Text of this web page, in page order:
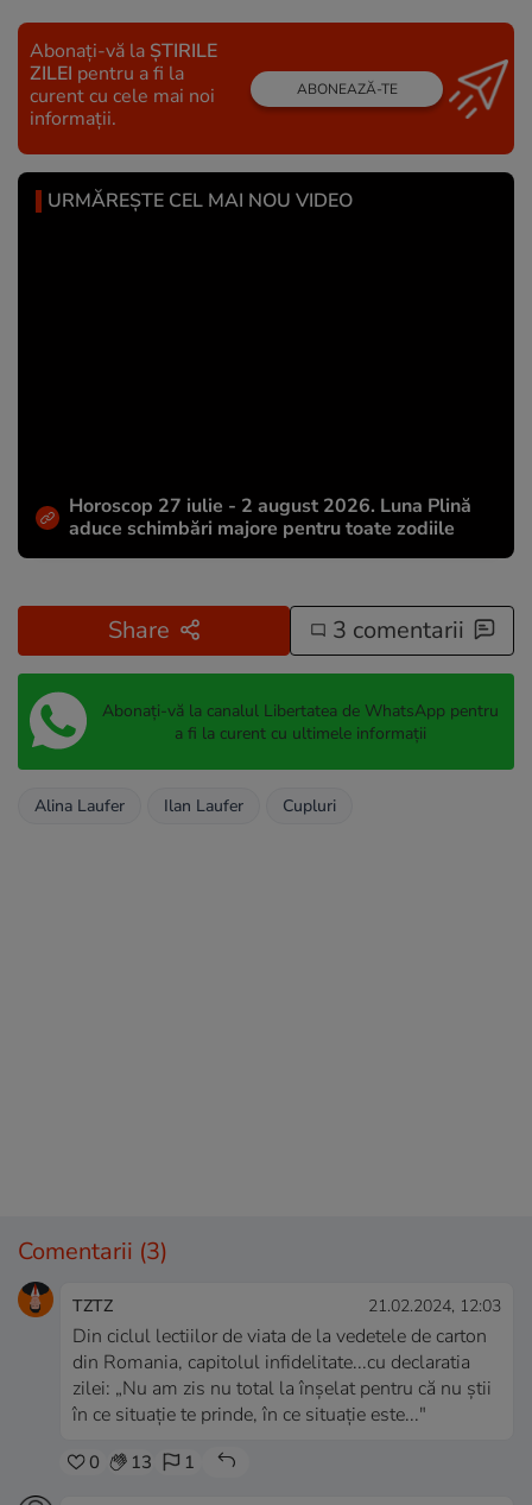
Abonați-vă la ȘTIRILE
ZILEI pentru a fi la
curent cu cele mai noi
informații.
ABONEAZĂ-TE
URMĂREȘTE CEL MAI NOU VIDEO
Horoscop 27 iulie - 2 august 2026. Luna Plină
aduce schimbări majore pentru toate zodiile
Share 3 comentarii
Abonați-vă la canalul Libertatea de WhatsApp pentru
a fi la curent cu ultimele informații
Alina Laufer Ilan Laufer Cupluri
Comentarii (3)
TZTZ 21.02.2024, 12:03
Din ciclul lectiilor de viata de la vedetele de carton
din Romania, capitolul infidelitate...cu declaratia
zilei: „Nu am zis nu total la înșelat pentru că nu știi
în ce situație te prinde, în ce situație este..."
0 13 1